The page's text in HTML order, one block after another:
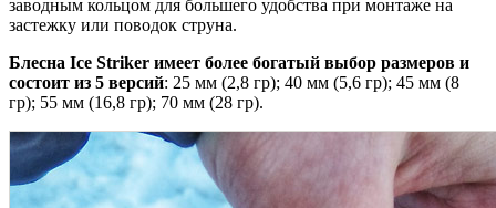
заводным кольцом для большего удобства при монтаже на
застежку или поводок струна.
Блесна Ice Striker имеет более богатый выбор размеров и
состоит из 5 версий: 25 мм (2,8 гр); 40 мм (5,6 гр); 45 мм (8
гр); 55 мм (16,8 гр); 70 мм (28 гр).